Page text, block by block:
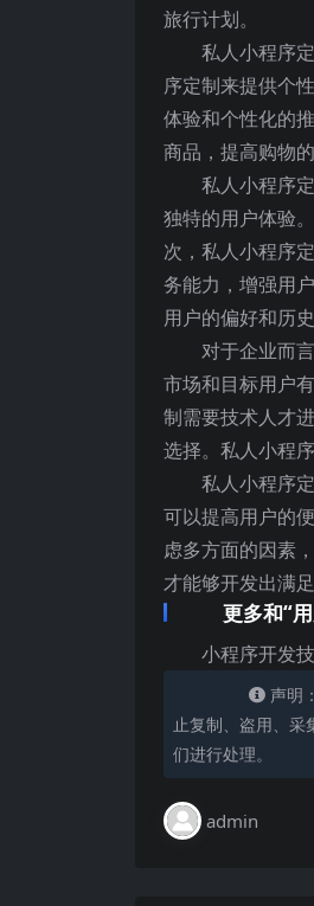
旅行计划。
私人小程序
序定制来提供个
体验和个性化的
商品，提高购物
私人小程序
独特的用户体验
次，私人小程序
务能力，增强用
用户的偏好和历
对于企业而
市场和目标用户
制需要技术人才
选择。私人小程
私人小程序
可以提高用户的
虑多方面的因素
才能够开发出满
更多和“
小程序开发
声明
止复制、盗用、
们进行处理。
admin